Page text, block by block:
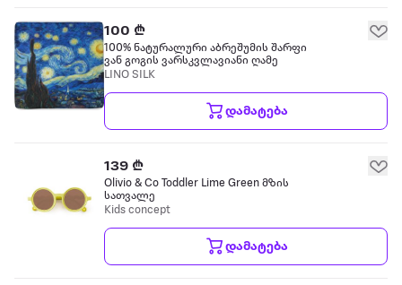
100 ₾
100% ნატურალური აბრეშუმის შარფი
ვან გოგის ვარსკვლავიანი ღამე
LINO SILK
დამატება
139 ₾
Olivio & Co Toddler Lime Green მზის
სათვალე
Kids concept
დამატება